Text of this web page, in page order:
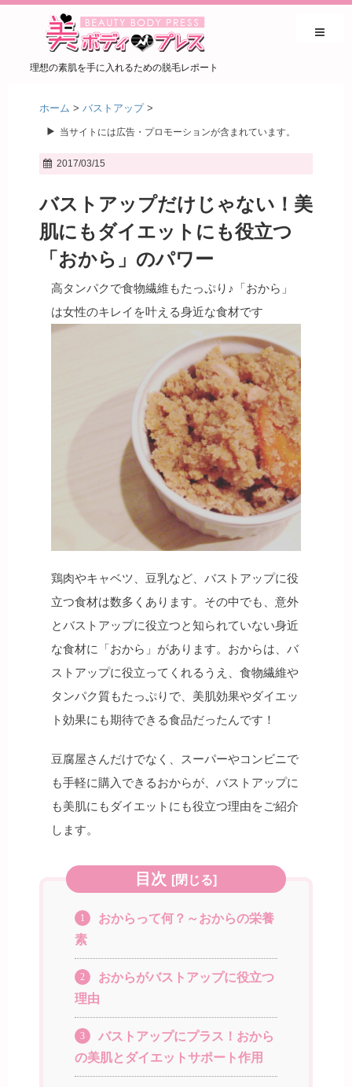
理想の素肌を手に入れるための脱毛レポート
ホーム > バストアップ >
当サイトには広告・プロモーションが含まれています。
2017/03/15
バストアップだけじゃない！美
肌にもダイエットにも役立つ
「おから」のパワー
高タンパクで食物繊維もたっぷり♪「おから」
は女性のキレイを叶える身近な食材です
鶏肉やキャベツ、豆乳など、バストアップに役
立つ食材は数多くあります。その中でも、意外
とバストアップに役立つと知られていない身近
な食材に「おから」があります。おからは、バ
ストアップに役立ってくれるうえ、食物繊維や
タンパク質もたっぷりで、美肌効果やダイエッ
ト効果にも期待できる食品だったんです！
豆腐屋さんだけでなく、スーパーやコンビニで
も手軽に購入できるおからが、バストアップに
も美肌にもダイエットにも役立つ理由をご紹介
します。
目次 [閉じる]
1
おからって何？～おからの栄養
素
2
おからがバストアップに役立つ
理由
3
バストアップにプラス！おから
の美肌とダイエットサポート作用